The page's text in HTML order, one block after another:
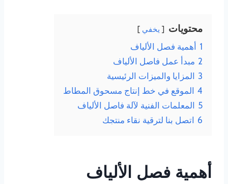
محتويات يخفي
1 أهمية فصل الألياف
2 مبدأ عمل فاصل الألياف
3 المزايا والميزات الرئيسية
4 الموقع في خط إنتاج مسحوق المطاط
5 المعلمات الفنية لآلة فاصل الألياف
6 اتصل بنا لترقية نقاء منتجك
أهمية فصل الألياف